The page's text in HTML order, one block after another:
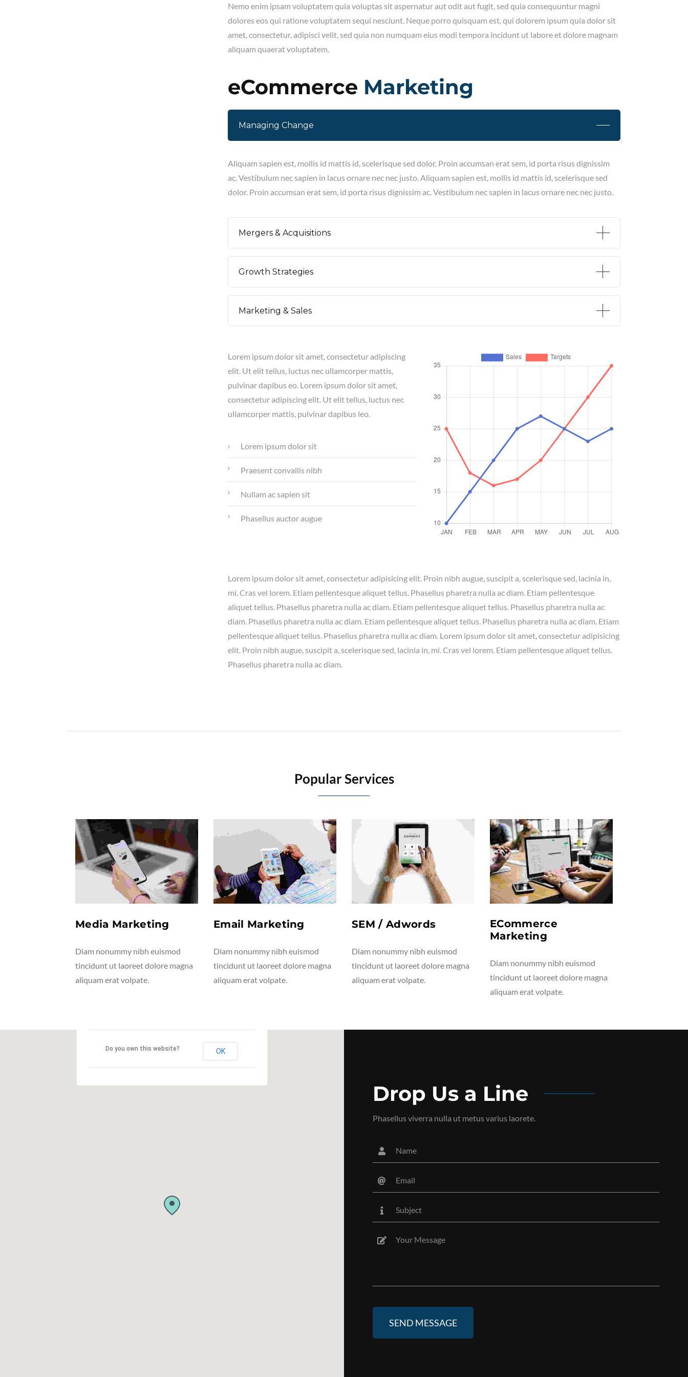
Nemo enim ipsam voluptatem quia voluptas sit aspernatur aut odit aut fugit, sed quia consequuntur magni
dolores eos qui ratione voluptatem sequi nesciunt. Neque porro quisquam est, qui dolorem ipsum quia dolor sit
amet, consectetur, adipisci velit, sed quia non numquam eius modi tempora incidunt ut labore et dolore magnam
aliquam quaerat voluptatem.
eCommerce Marketing
Managing Change
Aliquam sapien est, mollis id mattis id, scelerisque sed dolor. Proin accumsan erat sem, id porta risus dignissim
ac. Vestibulum nec sapien in lacus ornare nec nec justo. Aliquam sapien est, mollis id mattis id, scelerisque sed
dolor. Proin accumsan erat sem, id porta risus dignissim ac. Vestibulum nec sapien in lacus ornare nec nec justo.
Mergers & Acquisitions
Growth Strategies
Marketing & Sales
Lorem ipsum dolor sit amet, consectetur adipiscing
elit. Ut elit tellus, luctus nec ullamcorper mattis,
pulvinar dapibus eo. Lorem ipsum dolor sit amet,
consectetur adipiscing elit. Ut elit tellus, luctus nec
ullamcorper mattis, pulvinar dapibus leo.
Lorem ipsum dolor sit
Praesent convallis nibh
Nullam ac sapien sit
Phasellus auctor augue
Lorem ipsum dolor sit amet, consectetur adipisicing elit. Proin nibh augue, suscipit a, scelerisque sed, lacinia in,
mi. Cras vel lorem. Etiam pellentesque aliquet tellus. Phasellus pharetra nulla ac diam. Etiam pellentesque
aliquet tellus. Phasellus pharetra nulla ac diam. Etiam pellentesque aliquet tellus. Phasellus pharetra nulla ac
diam. Phasellus pharetra nulla ac diam. Etiam pellentesque aliquet tellus. Phasellus pharetra nulla ac diam. Etiam
pellentesque aliquet tellus. Phasellus pharetra nulla ac diam. Lorem ipsum dolor sit amet, consectetur adipisicing
elit. Proin nibh augue, suscipit a, scelerisque sed, lacinia in, mi. Cras vel lorem. Etiam pellentesque aliquet tellus.
Phasellus pharetra nulla ac diam.
Popular Services
Media Marketing
Diam nonummy nibh euismod
tincidunt ut laoreet dolore magna
aliquam erat volpate.
Email Marketing
Diam nonummy nibh euismod
tincidunt ut laoreet dolore magna
aliquam erat volpate.
SEM / Adwords
Diam nonummy nibh euismod
tincidunt ut laoreet dolore magna
aliquam erat volpate.
ECommerce
Marketing
Diam nonummy nibh euismod
tincidunt ut laoreet dolore magna
aliquam erat volpate.
Do you own this website? OK
Drop Us a Line
Phasellus viverra nulla ut metus varius laorete.